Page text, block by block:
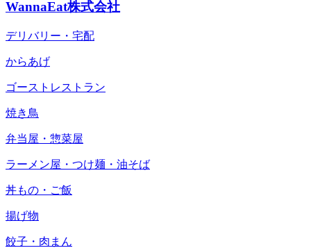
WannaEat株式会社
デリバリー・宅配
からあげ
ゴーストレストラン
焼き鳥
弁当屋・惣菜屋
ラーメン屋・つけ麺・油そば
丼もの・ご飯
揚げ物
餃子・肉まん